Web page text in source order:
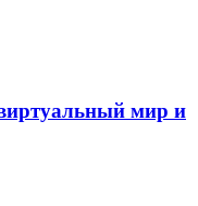
мир и